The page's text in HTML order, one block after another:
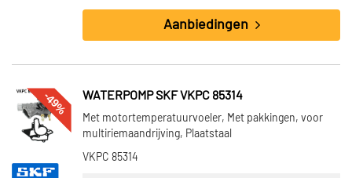
Aanbiedingen
-49% WATERPOMP SKF VKPC 85314
Met motortemperatuurvoeler, Met pakkingen, voor
multiriemaandrijving, Plaatstaal
VKPC 85314